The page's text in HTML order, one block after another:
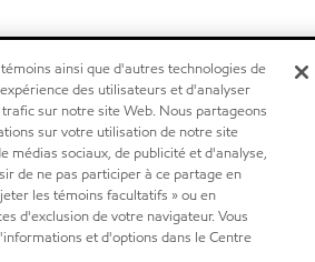
ainsi que d'autres technologies de
des utilisateurs et d'analyser
sur notre site Web. Nous partageons
sur votre utilisation de notre site
médias sociaux, de publicité et d'analyse,
de ne pas participer à ce partage en
les témoins facultatifs » ou en
d'exclusion de votre navigateur. Vous
et d'options dans le Centre